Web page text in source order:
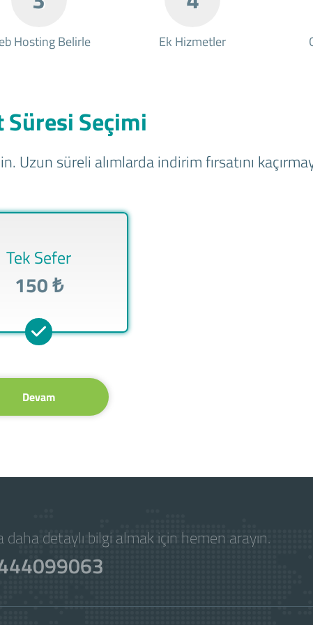
Hosting Belirle Ek Hizmetler
Süresi Seçimi
süreli alımlarda indirim fırsatını
Tek Sefer
150 ₺
Devam
daha detaylı bilgi almak için hemen arayın.